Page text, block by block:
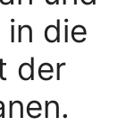
in die
der